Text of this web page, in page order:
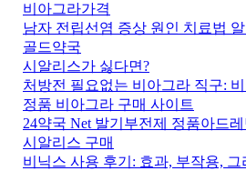
비아그라가격
남자 전립선염 증상 원인 치료법
골드약국
시알리스가 싫다면?
처방전 필요없는 비아그라 직구:
정품 비아그라 구매 사이트
24약국 Net 발기부전제 정품아드
시알리스 구매
비닉스 사용 후기: 효과, 부작용,